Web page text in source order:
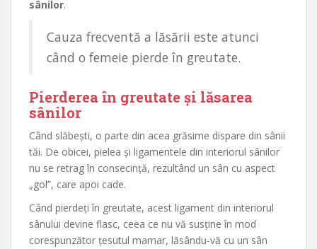
sânilor.
Cauza frecventă a lăsării este atunci
când o femeie pierde în greutate.
Pierderea în greutate și lăsarea
sânilor
Când slăbești, o parte din acea grăsime dispare din sânii
tăi. De obicei, pielea și ligamentele din interiorul sânilor
nu se retrag în consecință, rezultând un sân cu aspect
„gol”, care apoi cade.
Când pierdeți în greutate, acest ligament din interiorul
sânului devine flasc, ceea ce nu vă susține în mod
corespunzător țesutul mamar, lăsându-vă cu un sân